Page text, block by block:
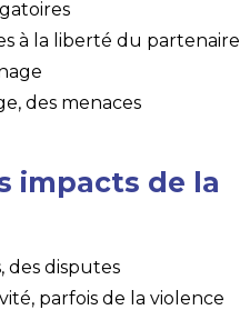
à la liberté du partenaire
des menaces
impacts de la
des disputes
parfois de la violence